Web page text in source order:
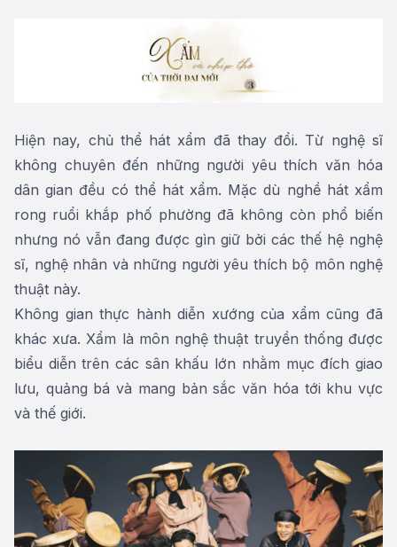
Hiện nay, chủ thể hát xẩm đã thay đổi. Từ nghệ sĩ
không chuyên đến những người yêu thích văn hóa
dân gian đều có thể hát xẩm. Mặc dù nghề hát xẩm
rong ruổi khắp phố phường đã không còn phổ biến
nhưng nó vẫn đang được gìn giữ bởi các thế hệ nghệ
sĩ, nghệ nhân và những người yêu thích bộ môn nghệ
thuật này.
Không gian thực hành diễn xướng của xẩm cũng đã
khác xưa. Xẩm là môn nghệ thuật truyền thống được
biểu diễn trên các sân khấu lớn nhằm mục đích giao
lưu, quảng bá và mang bản sắc văn hóa tới khu vực
và thế giới.